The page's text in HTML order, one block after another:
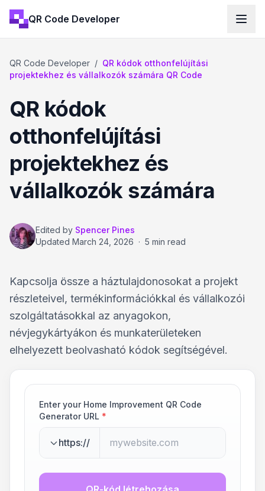
QR Code Developer
QR Code Developer / QR kódok otthonfelújítási
projektekhez és vállalkozók számára QR Code
QR kódok
otthonfelújítási
projektekhez és
vállalkozók számára
Edited by Spencer Pines
Updated March 24, 2026 · 5 min read
Kapcsolja össze a háztulajdonosokat a projekt
részleteivel, termékinformációkkal és vállalkozói
szolgáltatásokkal az anyagokon,
névjegykártyákon és munkaterületeken
elhelyezett beolvasható kódok segítségével.
Enter your Home Improvement QR Code
Generator URL *
https://